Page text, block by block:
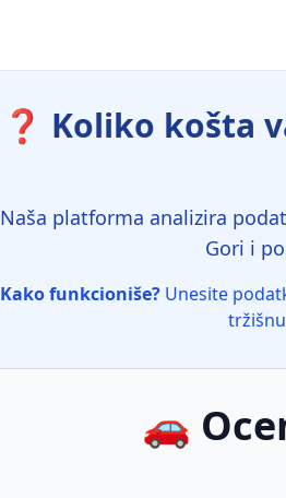
❓ Koliko košta
Naša platforma analizira
Gori i
Kako funkcioniše? Unesite
🚗